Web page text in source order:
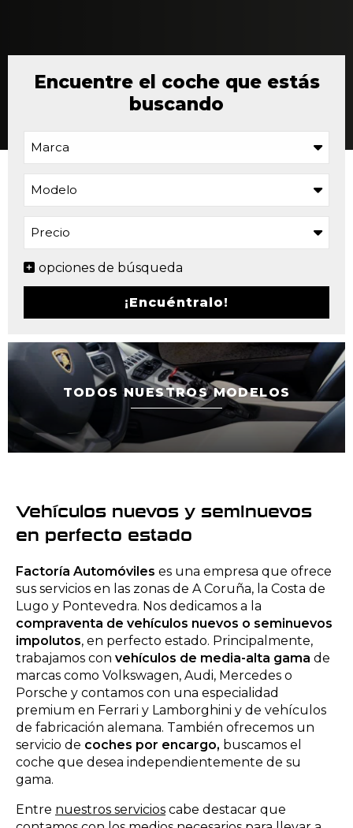
Encuentre el coche que estás
buscando
opciones de búsqueda
TODOS NUESTROS MODELOS
Vehículos nuevos y seminuevos
en perfecto estado
Factoría Automóviles es una empresa que ofrece
sus servicios en las zonas de A Coruña, la Costa de
Lugo y Pontevedra. Nos dedicamos a la
compraventa de vehículos nuevos o seminuevos
impolutos, en perfecto estado. Principalmente,
trabajamos con vehículos de media-alta gama de
marcas como Volkswagen, Audi, Mercedes o
Porsche y contamos con una especialidad
premium en Ferrari y Lamborghini y de vehículos
de fabricación alemana. También ofrecemos un
servicio de coches por encargo, buscamos el
coche que desea independientemente de su
gama.
Entre nuestros servicios cabe destacar que